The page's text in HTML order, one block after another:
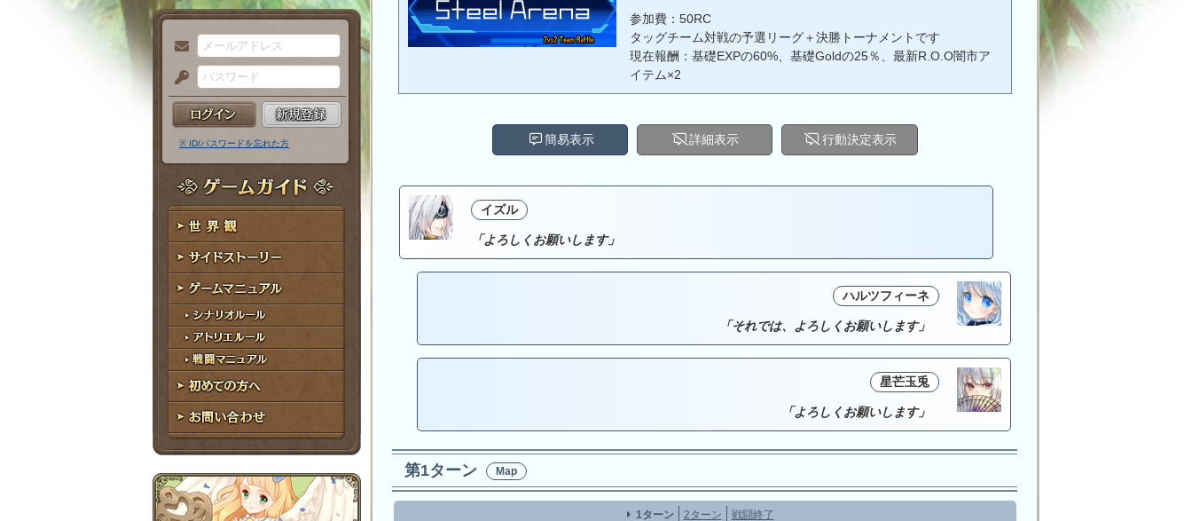
メ
ー
ル
ア
ド
レ
ス
パ
ス
ー
ド
※ ID/パスワードを忘れた方
ゲームガイド
世界観
サイドストーリー
ゲームマニュアル
シナリオルール
アトリエルール
戦闘マニュアル
初めての方へ
お問い合わせ
参加費：50RC
タッグチーム対戦の予選リーグ＋決勝トーナメントです
現在報酬：基礎EXPの60%、基礎Goldの25％、最新R.O.O闇市ア
イテム×2
簡易表示 詳細表示 行動決定表示
イズル
「よろしくお願いします」
ハルツフィーネ
「それでは、よろしくお願いします」
星芒玉兎
「よろしくお願いします」
第1ターン Map
1ターン 2ターン 戦闘終了